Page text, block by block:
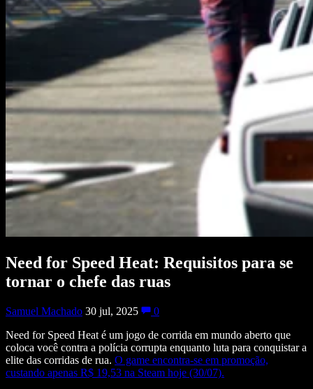
Need for Speed Heat: Requisitos para se
tornar o chefe das ruas
Samuel Machado 30 jul, 2025
0
Need for Speed Heat é um jogo de corrida em mundo aberto que
coloca você contra a polícia corrupta enquanto luta para conquistar a
elite das corridas de rua. O game encontra-se em promoção,
custando apenas R$ 19,53 na Steam hoje (30/07).